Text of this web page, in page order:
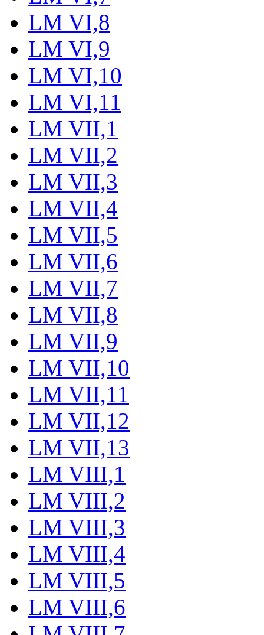
LM VI,8
LM VI,9
LM VI,10
LM VI,11
LM VII,1
LM VII,2
LM VII,3
LM VII,4
LM VII,5
LM VII,6
LM VII,7
LM VII,8
LM VII,9
LM VII,10
LM VII,11
LM VII,12
LM VII,13
LM VIII,1
LM VIII,2
LM VIII,3
LM VIII,4
LM VIII,5
LM VIII,6